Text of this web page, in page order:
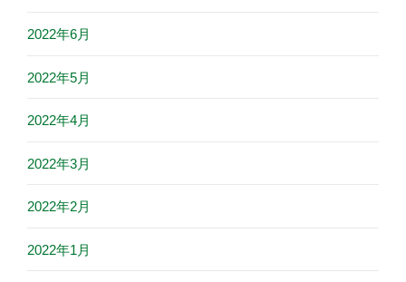
2022年6月
2022年5月
2022年4月
2022年3月
2022年2月
2022年1月